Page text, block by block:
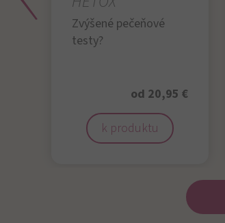
Zvýšené pečeňové
testy?
od 20,95 €
k produktu